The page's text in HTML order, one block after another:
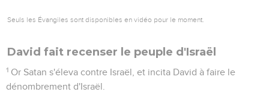
Seuls les Évangiles sont disponibles en vidéo pour le moment.
David fait recenser le peuple d'Israël
1 Or Satan s'éleva contre Israël, et incita David à faire le
dénombrement d'Israël.